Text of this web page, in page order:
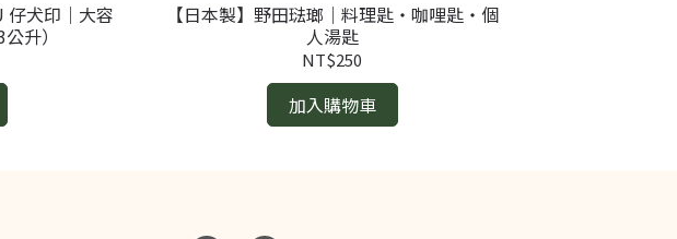
仔犬印｜大容
升）
【日本製】野田琺瑯｜料理匙・咖哩匙・個
人湯匙
NT$250
加入購物車